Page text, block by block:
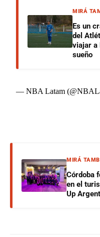
MIRÁ
Es un
del
viajar a
sueño
— NBA Latam
MIRÁ
Córdoba
en el
Up